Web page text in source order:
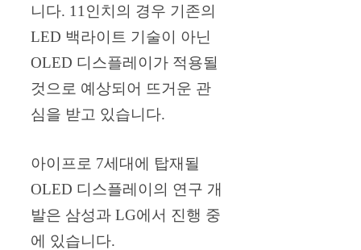
니다. 11인치의 경우 기존의
LED 백라이트 기술이 아닌
OLED 디스플레이가 적용될
것으로 예상되어 뜨거운 관
심을 받고 있습니다.
아이프로 7세대에 탑재될
OLED 디스플레이의 연구 개
발은 삼성과 LG에서 진행 중
에 있습니다.